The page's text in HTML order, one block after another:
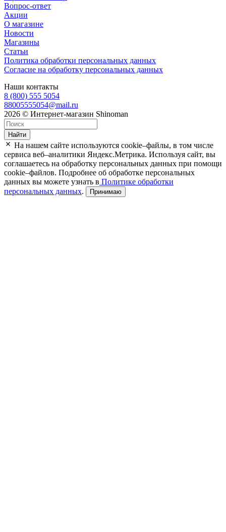
Вопрос-ответ
Акции
О магазине
Новости
Магазины
Статьи
Политика обработки персональных данных
Согласие на обработку персональных данных
Наши контакты
8 (800) 555 5054
88005555054@mail.ru
2026 © Интернет-магазин Shinoman
Найти
На нашем сайте используются cookie–файлы, в том числе
сервиса веб–аналитики Яндекс.Метрика. Используя сайт, вы
соглашаетесь на обработку персональных данных при помощи
cookie–файлов. Подробнее об обработке персональных
данных вы можете узнать в Политике обработки
персональных данных. Принимаю